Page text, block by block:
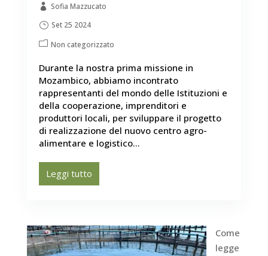
Sofia Mazzucato
Set 25 2024
Non categorizzato
Durante la nostra prima missione in
Mozambico, abbiamo incontrato
rappresentanti del mondo delle Istituzioni e
della cooperazione, imprenditori e
produttori locali, per sviluppare il progetto
di realizzazione del nuovo centro agro-
alimentare e logistico...
Leggi tutto
Come
legge